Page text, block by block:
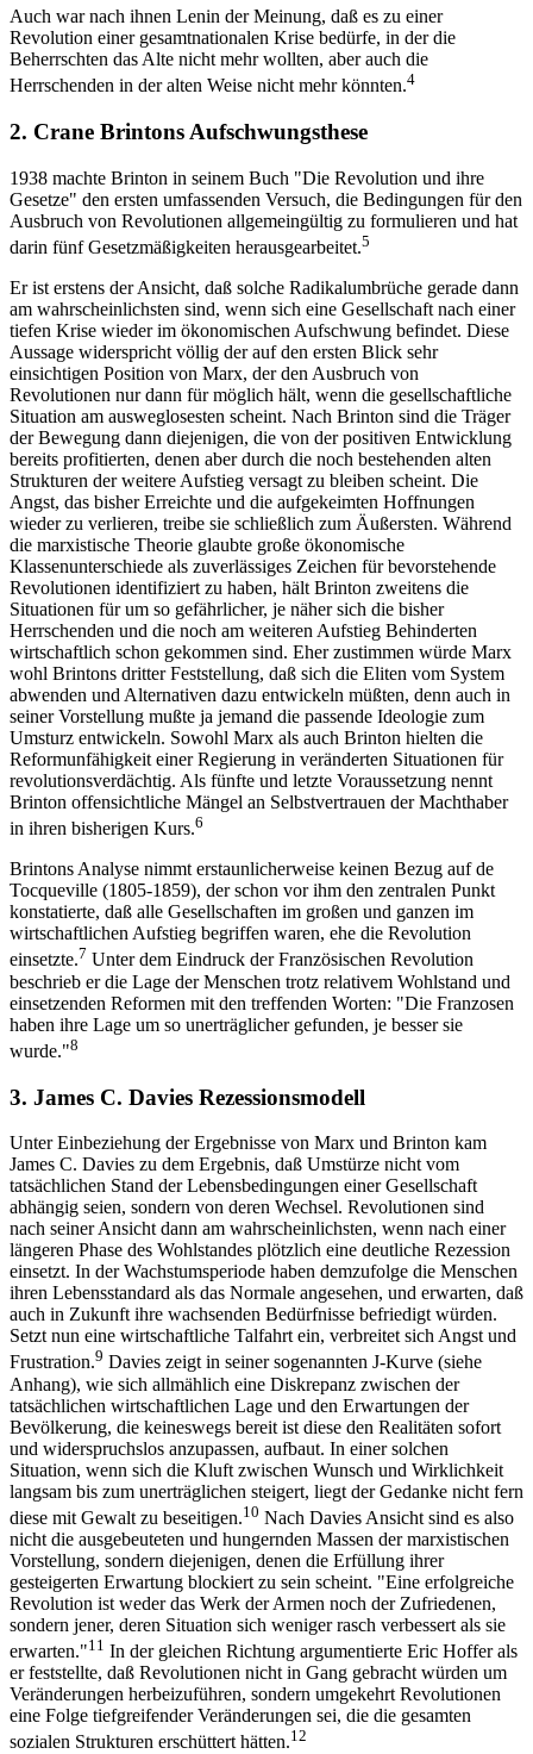
Auch war nach ihnen Lenin der Meinung, daß es zu einer
Revolution einer gesamtnationalen Krise bedürfe, in der die
Beherrschten das Alte nicht mehr wollten, aber auch die
Herrschenden in der alten Weise nicht mehr könnten.4
2. Crane Brintons Aufschwungsthese
1938 machte Brinton in seinem Buch "Die Revolution und ihre
Gesetze" den ersten umfassenden Versuch, die Bedingungen für den
Ausbruch von Revolutionen allgemeingültig zu formulieren und hat
darin fünf Gesetzmäßigkeiten herausgearbeitet.5
Er ist erstens der Ansicht, daß solche Radikalumbrüche gerade dann
am wahrscheinlichsten sind, wenn sich eine Gesellschaft nach einer
tiefen Krise wieder im ökonomischen Aufschwung befindet. Diese
Aussage widerspricht völlig der auf den ersten Blick sehr
einsichtigen Position von Marx, der den Ausbruch von
Revolutionen nur dann für möglich hält, wenn die gesellschaftliche
Situation am ausweglosesten scheint. Nach Brinton sind die Träger
der Bewegung dann diejenigen, die von der positiven Entwicklung
bereits profitierten, denen aber durch die noch bestehenden alten
Strukturen der weitere Aufstieg versagt zu bleiben scheint. Die
Angst, das bisher Erreichte und die aufgekeimten Hoffnungen
wieder zu verlieren, treibe sie schließlich zum Äußersten. Während
die marxistische Theorie glaubte große ökonomische
Klassenunterschiede als zuverlässiges Zeichen für bevorstehende
Revolutionen identifiziert zu haben, hält Brinton zweitens die
Situationen für um so gefährlicher, je näher sich die bisher
Herrschenden und die noch am weiteren Aufstieg Behinderten
wirtschaftlich schon gekommen sind. Eher zustimmen würde Marx
wohl Brintons dritter Feststellung, daß sich die Eliten vom System
abwenden und Alternativen dazu entwickeln müßten, denn auch in
seiner Vorstellung mußte ja jemand die passende Ideologie zum
Umsturz entwickeln. Sowohl Marx als auch Brinton hielten die
Reformunfähigkeit einer Regierung in veränderten Situationen für
revolutionsverdächtig. Als fünfte und letzte Voraussetzung nennt
Brinton offensichtliche Mängel an Selbstvertrauen der Machthaber
in ihren bisherigen Kurs.6
Brintons Analyse nimmt erstaunlicherweise keinen Bezug auf de
Tocqueville (1805-1859), der schon vor ihm den zentralen Punkt
konstatierte, daß alle Gesellschaften im großen und ganzen im
wirtschaftlichen Aufstieg begriffen waren, ehe die Revolution
einsetzte.7 Unter dem Eindruck der Französischen Revolution
beschrieb er die Lage der Menschen trotz relativem Wohlstand und
einsetzenden Reformen mit den treffenden Worten: "Die Franzosen
haben ihre Lage um so unerträglicher gefunden, je besser sie
wurde."8
3. James C. Davies Rezessionsmodell
Unter Einbeziehung der Ergebnisse von Marx und Brinton kam
James C. Davies zu dem Ergebnis, daß Umstürze nicht vom
tatsächlichen Stand der Lebensbedingungen einer Gesellschaft
abhängig seien, sondern von deren Wechsel. Revolutionen sind
nach seiner Ansicht dann am wahrscheinlichsten, wenn nach einer
längeren Phase des Wohlstandes plötzlich eine deutliche Rezession
einsetzt. In der Wachstumsperiode haben demzufolge die Menschen
ihren Lebensstandard als das Normale angesehen, und erwarten, daß
auch in Zukunft ihre wachsenden Bedürfnisse befriedigt würden.
Setzt nun eine wirtschaftliche Talfahrt ein, verbreitet sich Angst und
Frustration.9 Davies zeigt in seiner sogenannten J-Kurve (siehe
Anhang), wie sich allmählich eine Diskrepanz zwischen der
tatsächlichen wirtschaftlichen Lage und den Erwartungen der
Bevölkerung, die keineswegs bereit ist diese den Realitäten sofort
und widerspruchslos anzupassen, aufbaut. In einer solchen
Situation, wenn sich die Kluft zwischen Wunsch und Wirklichkeit
langsam bis zum unerträglichen steigert, liegt der Gedanke nicht fern
diese mit Gewalt zu beseitigen.10 Nach Davies Ansicht sind es also
nicht die ausgebeuteten und hungernden Massen der marxistischen
Vorstellung, sondern diejenigen, denen die Erfüllung ihrer
gesteigerten Erwartung blockiert zu sein scheint. "Eine erfolgreiche
Revolution ist weder das Werk der Armen noch der Zufriedenen,
sondern jener, deren Situation sich weniger rasch verbessert als sie
erwarten."11 In der gleichen Richtung argumentierte Eric Hoffer als
er feststellte, daß Revolutionen nicht in Gang gebracht würden um
Veränderungen herbeizuführen, sondern umgekehrt Revolutionen
eine Folge tiefgreifender Veränderungen sei, die die gesamten
sozialen Strukturen erschüttert hätten.12